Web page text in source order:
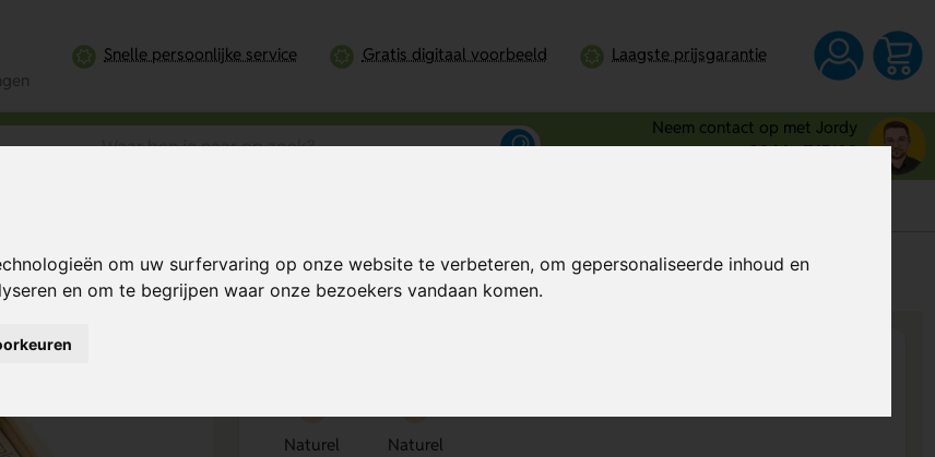
om uw surfervaring op onze website te verbeteren, om gepersonaliseerde inhoud en
en om te begrijpen waar onze bezoekers vandaan komen.
Snelle persoonlijke service Gratis digitaal voorbeeld Laagste prijsgarantie
Neem contact op met Jordy
0344 - 745109
Bereken mijn prijs Al vanaf€ 1,43per stuk (excl. BTW)
Naturel Naturel